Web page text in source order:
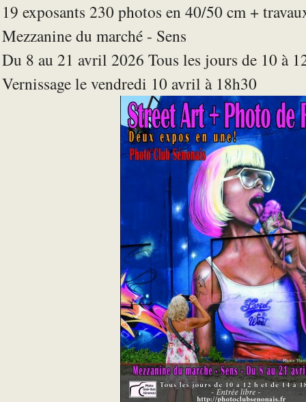
19 exposants 230 photos en 40/50 cm +
Mezzanine du marché - Sens
Du 8 au 21 avril 2026 Tous les jours de 10 à
Vernissage le vendredi 10 avril à 18h30